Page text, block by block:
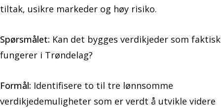
tiltak, usikre markeder og høy risiko.
Spørsmålet: Kan det bygges verdikjeder som faktisk
fungerer i Trøndelag?
Formål: Identifisere to til tre lønnsomme
verdikjedemuligheter som er verdt å utvikle videre